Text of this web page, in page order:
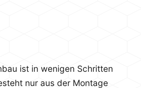
ist in wenigen Schritten
nur aus der Montage